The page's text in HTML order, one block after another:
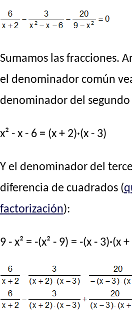
Sumamos las fracciones.
el denominador común
denominador del
x² - x - 6 = (x + 2)·(x - 3)
Y el denominador del
diferencia de cuadrados (
factorización):
9 - x² = -(x² - 9) = -(x - 3)·(x +